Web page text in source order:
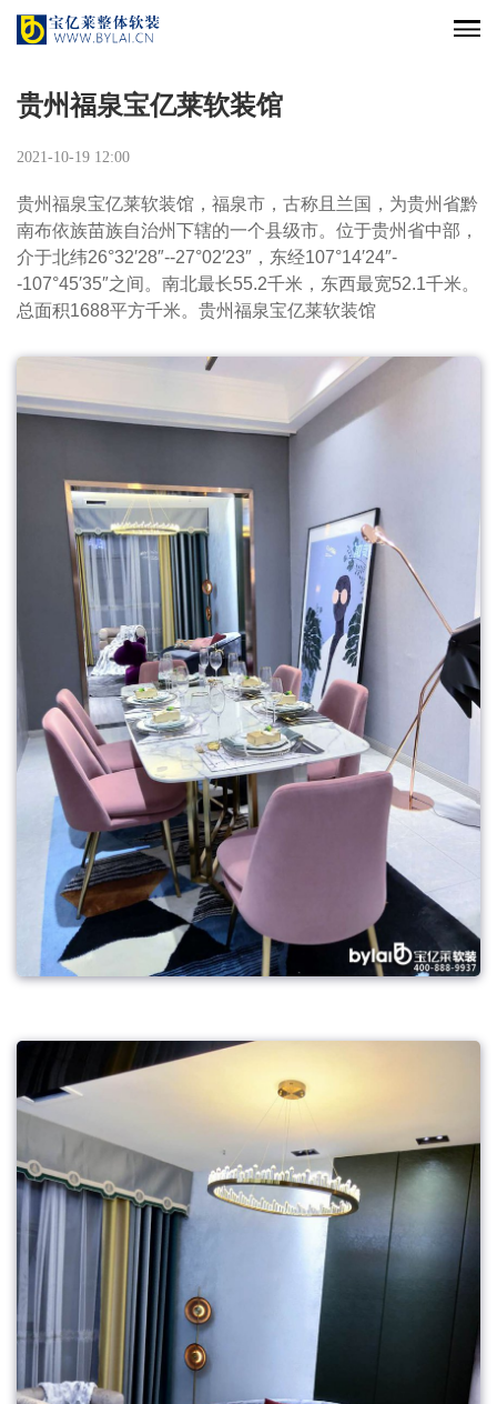
贵州福泉宝亿莱软装馆
2021-10-19 12:00
贵州福泉宝亿莱软装馆，福泉市，古称且兰国，为贵州省黔
南布依族苗族自治州下辖的一个县级市。位于贵州省中部，
介于北纬26°32′28″--27°02′23″，东经107°14′24″-
-107°45′35″之间。南北最长55.2千米，东西最宽52.1千米。
总面积1688平方千米。贵州福泉宝亿莱软装馆